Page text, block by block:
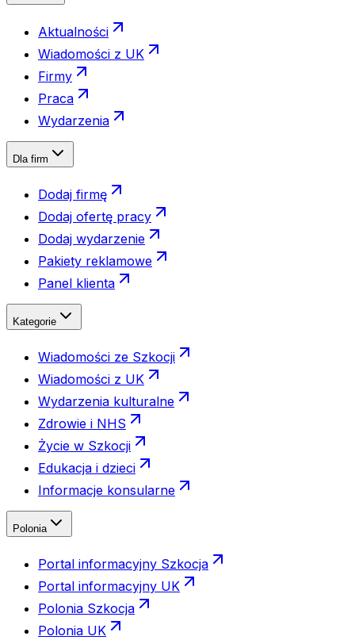
Aktualności
Wiadomości z UK
Firmy
Praca
Wydarzenia
Dla firm
Dodaj firmę
Dodaj ofertę pracy
Dodaj wydarzenie
Pakiety reklamowe
Panel klienta
Kategorie
Wiadomości ze Szkocji
Wiadomości z UK
Wydarzenia kulturalne
Zdrowie i NHS
Życie w Szkocji
Edukacja i dzieci
Informacje konsularne
Polonia
Portal informacyjny Szkocja
Portal informacyjny UK
Polonia Szkocja
Polonia UK